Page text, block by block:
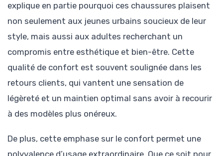
explique en partie pourquoi ces chaussures plaisent
non seulement aux jeunes urbains soucieux de leur
style, mais aussi aux adultes recherchant un
compromis entre esthétique et bien-être. Cette
qualité de confort est souvent soulignée dans les
retours clients, qui vantent une sensation de
légèreté et un maintien optimal sans avoir à recourir
à des modèles plus onéreux.
De plus, cette emphase sur le confort permet une